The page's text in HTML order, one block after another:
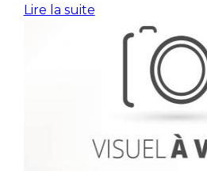
Lire la suite